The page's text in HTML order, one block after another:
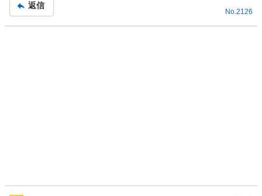
事
返信
No. 2126